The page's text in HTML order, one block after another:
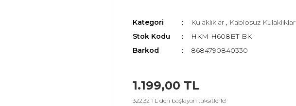
Kategori Kulaklıklar , Kablosuz Kulaklıklar
Stok Kodu
HKM-H608BT-BK
Barkod
8684790840330
1.199,00 TL
322,32 TL den başlayan taksitlerle!